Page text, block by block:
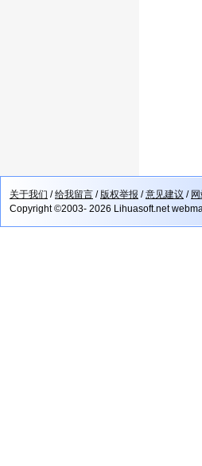
关于我们 /给我留言 /版权举报 /意见建议 /
Copyright ©2003- 2026 Lihuasoft.net